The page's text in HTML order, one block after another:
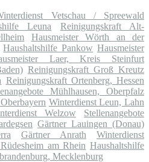
Vetschau / Spreewald
Leuna
Reinigungskraft Alt-
Hausmeister Wörth an der
Haushaltshilfe Pankow Hausmeister
Laer, Kreis Steinfurt
Reinigungskraft Groß Kreutz
Reinigungskraft Ortenberg, Hessen
Mühlhausen, Oberpfalz
Winterdienst Leun, Lahn
Welzow
Stellenangebote
Gärtner Lauingen (Donau)
Gärtner Anrath
Winterdienst
am Rhein Haushaltshilfe
Mecklenburg